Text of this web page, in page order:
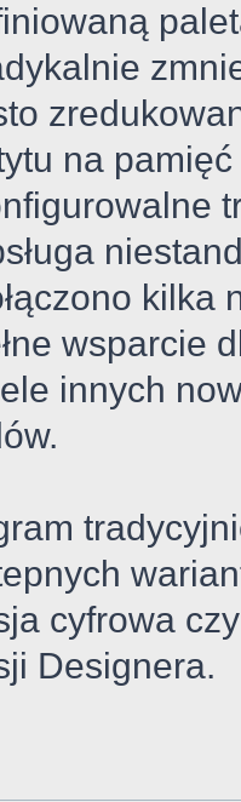
na
kilka
wsparcie
innych
cyfrowa
Designera.